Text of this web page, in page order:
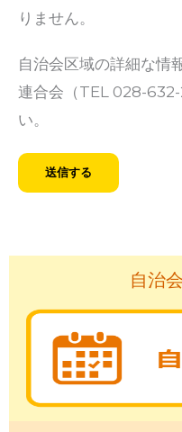
りません。
自治会区域の詳細な情
連合会（TEL 028-
い。
自治